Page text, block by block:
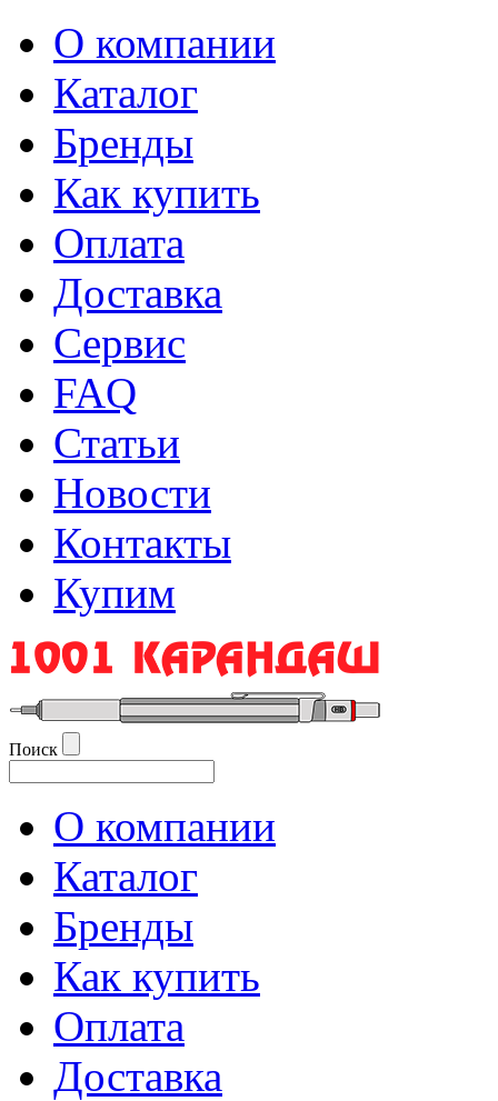
О компании
Каталог
Бренды
Как купить
Оплата
Доставка
Сервис
FAQ
Статьи
Новости
Контакты
Купим
Поиск
О компании
Каталог
Бренды
Как купить
Оплата
Доставка